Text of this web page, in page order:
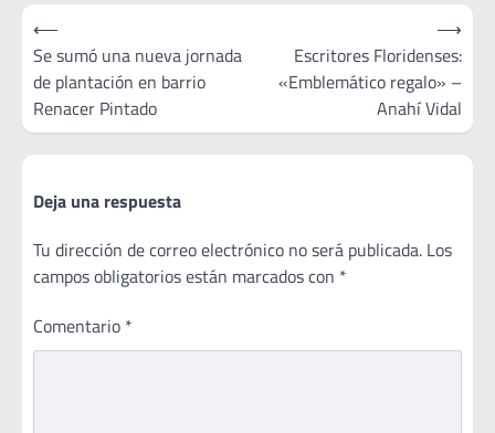
Navegación
de
entradas
⟵
Se sumó una nueva jornada
de plantación en barrio
Renacer Pintado
Escritores Floridenses:
«Emblemático regalo» –
Anahí Vidal
⟶
Deja una respuesta
Tu dirección de correo electrónico no será publicada. Los
campos obligatorios están marcados con *
Comentario *